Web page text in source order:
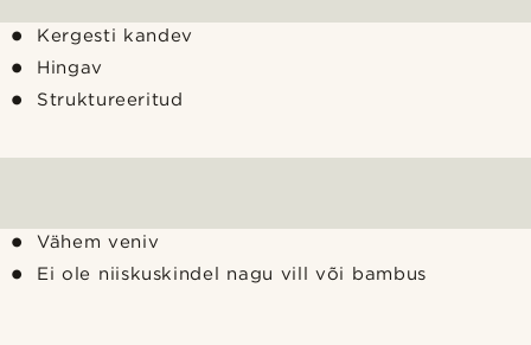
Kergesti kandev
Hingav
Struktureeritud
Vähem veniv
Ei ole niiskuskindel nagu vill või bambus